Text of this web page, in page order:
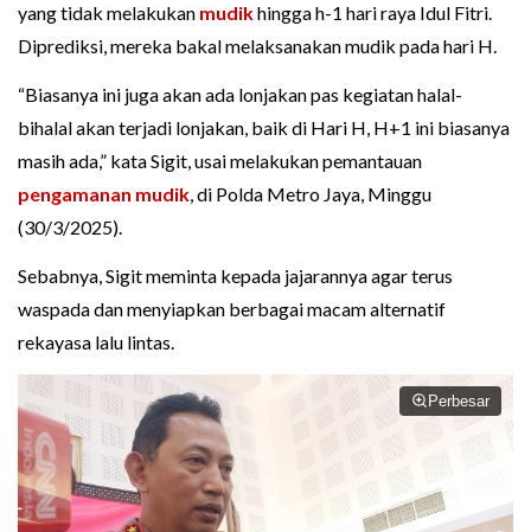
yang tidak melakukan mudikhingga h-1 hari raya Idul Fitri.
Diprediksi, mereka bakal melaksanakan mudik pada hari H.
“Biasanya ini juga akan ada lonjakan pas kegiatan halal-
bihalal akan terjadi lonjakan, baik di Hari H, H+1 ini biasanya
masih ada,” kata Sigit, usai melakukan pemantauan
pengamanan mudik, di Polda Metro Jaya, Minggu
(30/3/2025).
Sebabnya, Sigit meminta kepada jajarannya agar terus
waspada dan menyiapkan berbagai macam alternatif
rekayasa lalu lintas.
Perbesar